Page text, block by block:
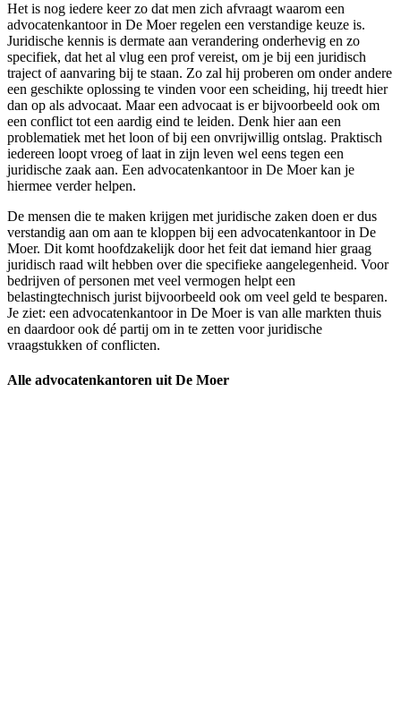
Het is nog iedere keer zo dat men zich afvraagt waarom een
advocatenkantoor in De Moer regelen een verstandige keuze is.
Juridische kennis is dermate aan verandering onderhevig en zo
specifiek, dat het al vlug een prof vereist, om je bij een juridisch
traject of aanvaring bij te staan. Zo zal hij proberen om onder andere
een geschikte oplossing te vinden voor een scheiding, hij treedt hier
dan op als advocaat. Maar een advocaat is er bijvoorbeeld ook om
een conflict tot een aardig eind te leiden. Denk hier aan een
problematiek met het loon of bij een onvrijwillig ontslag. Praktisch
iedereen loopt vroeg of laat in zijn leven wel eens tegen een
juridische zaak aan. Een advocatenkantoor in De Moer kan je
hiermee verder helpen.
De mensen die te maken krijgen met juridische zaken doen er dus
verstandig aan om aan te kloppen bij een advocatenkantoor in De
Moer. Dit komt hoofdzakelijk door het feit dat iemand hier graag
juridisch raad wilt hebben over die specifieke aangelegenheid. Voor
bedrijven of personen met veel vermogen helpt een
belastingtechnisch jurist bijvoorbeeld ook om veel geld te besparen.
Je ziet: een advocatenkantoor in De Moer is van alle markten thuis
en daardoor ook dé partij om in te zetten voor juridische
vraagstukken of conflicten.
Alle advocatenkantoren uit De Moer